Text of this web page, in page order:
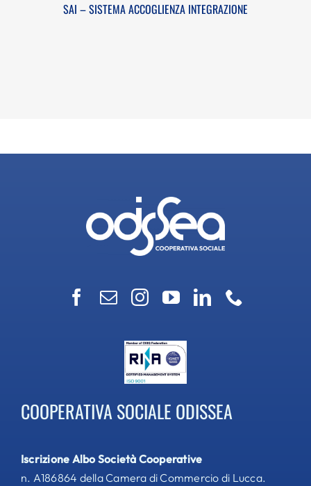
SAI – SISTEMA ACCOGLIENZA INTEGRAZIONE
COOPERATIVA SOCIALE ODISSEA
Iscrizione Albo Società Cooperative
n. A186864 della Camera di Commercio di Lucca.